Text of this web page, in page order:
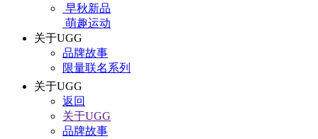
早秋新品
萌趣运动
关于UGG
品牌故事
限量联名系列
关于UGG
返回
关于UGG
品牌故事